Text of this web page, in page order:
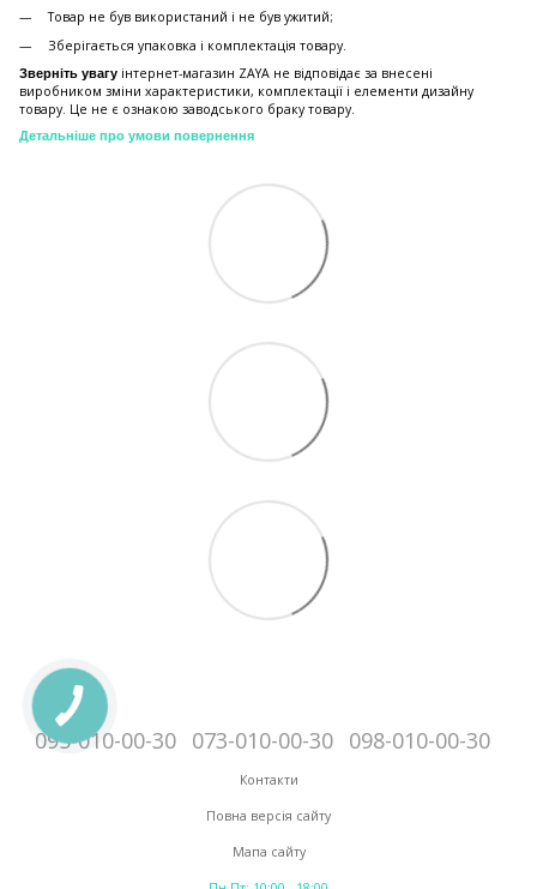
Товар не був використаний і не був ужитий;
Зберiгається упаковка і комплектація товару.
Зверніть увагу інтернет-магазин ZAYA не відповідає за внесені
виробником зміни характеристики, комплектації і елементи дизайну
товару. Це не є ознакою заводського браку товару.
Детальніше про умови повернення
095-010-00-30 073-010-00-30 098-010-00-30
Контакти
Повна версія сайту
Мапа сайту